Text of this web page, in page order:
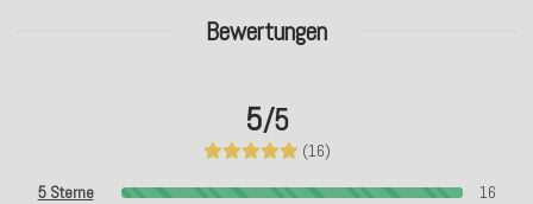
Bewertungen
5/5
(16)
5 Sterne
16